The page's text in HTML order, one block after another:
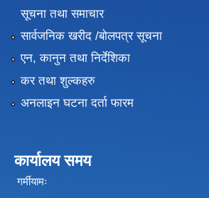
सूचना तथा समाचार
सार्वजनिक खरीद /बोलपत्र सूचना
एन, कानुन तथा निर्देशिका
कर तथा शुल्कहरु
अनलाइन घटना दर्ता फारम
कार्यालय समय
गर्मीयामः